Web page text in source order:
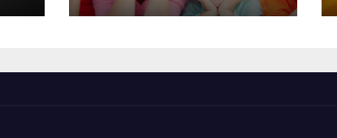
támogatásokról